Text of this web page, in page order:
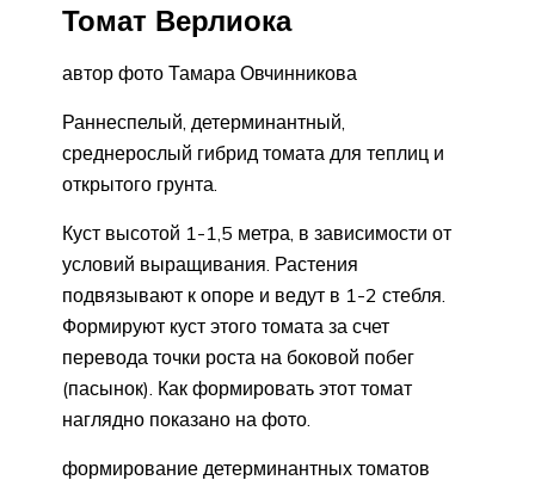
Томат Верлиока
автор фото Тамара Овчинникова
Раннеспелый, детерминантный,
среднерослый гибрид томата для теплиц и
открытого грунта.
Куст высотой 1-1,5 метра, в зависимости от
условий выращивания. Растения
подвязывают к опоре и ведут в 1-2 стебля.
Формируют куст этого томата за счет
перевода точки роста на боковой побег
(пасынок). Как формировать этот томат
наглядно показано на фото.
формирование детерминантных томатов